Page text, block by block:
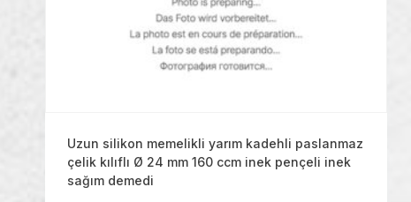
Uzun silikon memelikli yarım kadehli paslanmaz
çelik kılıflı Ø 24 mm 160 ccm inek pençeli inek
sağım demedi